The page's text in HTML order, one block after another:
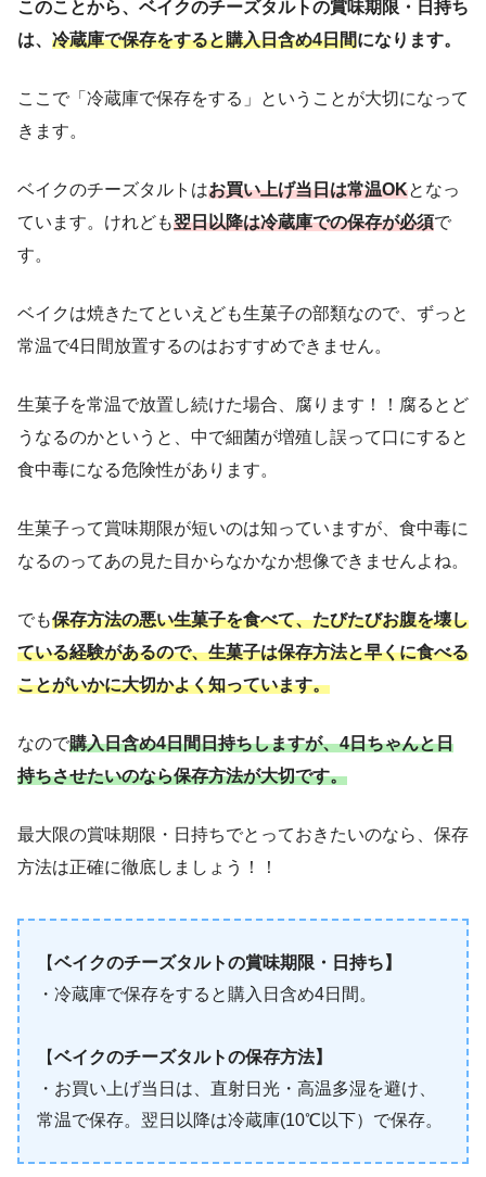
このことから、ベイクのチーズタルトの賞味期限・日持ち
は、 冷蔵庫で保存をすると購入日含め4日間になります。
ここで「冷蔵庫で保存をする」ということが大切になって
きます。
ベイクのチーズタルトはお買い上げ当日は常温OKとなっ
ています。けれども翌日以降は冷蔵庫での保存が必須で
す。
ベイクは焼きたてといえども生菓子の部類なので、ずっと
常温で4日間放置するのはおすすめできません。
生菓子を常温で放置し続けた場合、腐ります！！腐るとど
うなるのかというと、中で細菌が増殖し誤って口にすると
食中毒になる危険性があります。
生菓子って賞味期限が短いのは知っていますが、食中毒に
なるのってあの見た目からなかなか想像できませんよね。
でも保存方法の悪い生菓子を食べて、たびたびお腹を壊し
ている経験があるので、生菓子は保存方法と早くに食べる
ことがいかに大切かよく知っています。
なので購入日含め4日間日持ちしますが、4日ちゃんと日
持ちさせたいのなら保存方法が大切です。
最大限の賞味期限・日持ちでとっておきたいのなら、保存
方法は正確に徹底しましょう！！
【ベイクのチーズタルトの賞味期限・日持ち】
・冷蔵庫で保存をすると購入日含め4日間。
【ベイクのチーズタルトの保存方法】
・お買い上げ当日は、直射日光・高温多湿を避け、
常温で保存。翌日以降は冷蔵庫(10℃以下）で保存。